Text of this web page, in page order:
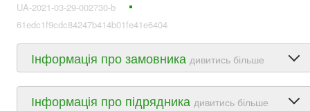
UA-2021-03-29-002730-b
61edc1f9cdc84247b414b01fe41e6404
Інформація про замовника дивитись більше
Інформація про підрядника дивитись більше